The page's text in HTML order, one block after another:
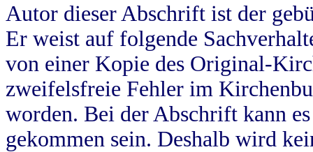
Autor dieser Abschrift ist der
Er weist auf folgende
von einer Kopie des Original-
zweifelsfreie Fehler im
worden. Bei der Abschrift kann
gekommen sein. Deshalb wird